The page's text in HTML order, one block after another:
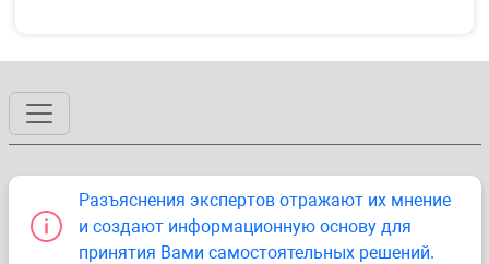
Разъяснения экспертов отражают их мнение
и создают информационную основу для
принятия Вами самостоятельных решений.